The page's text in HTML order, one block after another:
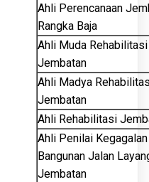
Ahli Perencanaan
Rangka Baja
Ahli Muda Rehabilitasi
Jembatan
Ahli Madya
Jembatan
Ahli Rehabilitasi
Ahli Penilai Kegagalan
Bangunan Jalan
Jembatan